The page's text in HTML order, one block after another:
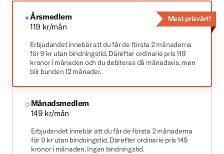
Årsmedlem
119 kr/mån
Erbjudandet innebär att du får de första 2 månaderna
för 9 kr utan bindningstid. Därefter ordinarie pris 119
kronor i månaden och du debiteras då månadsvis, men
blir bunden 12 månader.
Mest prisvärt!
Månadsmedlem
149 kr/mån
Erbjudandet innebär att du får de första 2 månaderna
för 9 kr utan bindningstid. Därefter ordinarie pris 149
kronor i månaden. Ingen bindningstid.